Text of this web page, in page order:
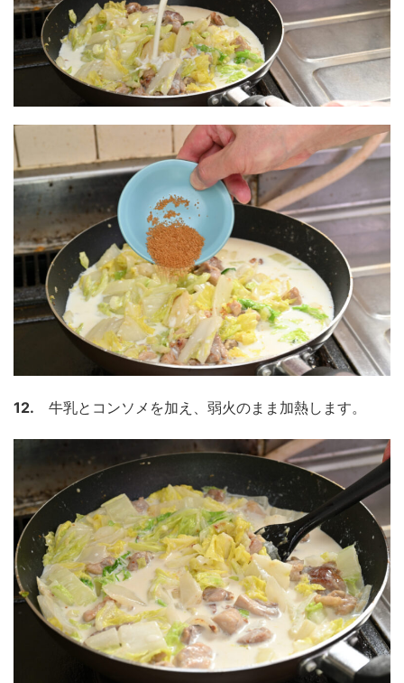
12. 牛乳とコンソメを加え、弱火のまま加熱します。